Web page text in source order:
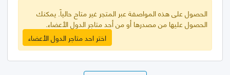
الحصول على هذه المواصفة عبر المتجر غير متاح حالياً. يمكنك
الحصول عليها من مصدرها أو من أحد متاجر الدول الأعضاء.
اختر احد متاجر الدول الأعضاء